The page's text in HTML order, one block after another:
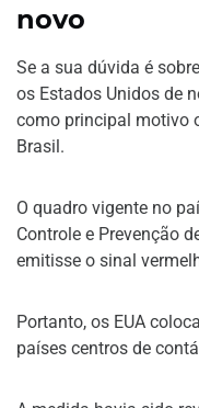
novo
Se a sua dúvida é
os Estados Unidos de
como principal motivo
Brasil.
O quadro vigente no
Controle e Prevenção
emitisse o sinal
Portanto, os EUA
países centros de